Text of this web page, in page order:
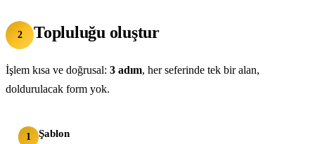
2 Topluluğu oluştur
İşlem kısa ve doğrusal: 3 adım, her seferinde tek bir alan,
doldurulacak form yok.
1 Şablon